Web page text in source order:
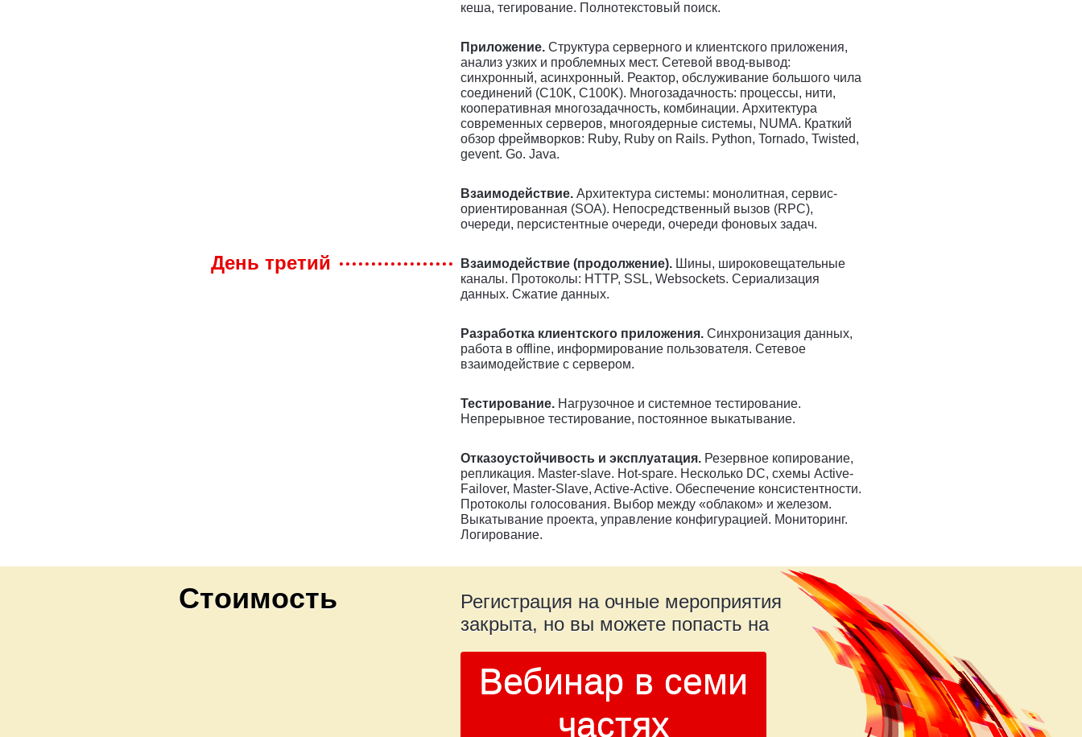
кеша, тегирование. Полнотекстовый поиск.
Приложение. Структура серверного и клиентского приложения,
анализ узких и проблемных мест. Сетевой ввод-вывод:
синхронный, асинхронный. Реактор, обслуживание большого чила
соединений (C10K, C100K). Многозадачность: процессы, нити,
кооперативная многозадачность, комбинации. Архитектура
современных серверов, многоядерные системы, NUMA. Краткий
обзор фреймворков: Ruby, Ruby on Rails. Python, Tornado, Twisted,
gevent. Go. Java.
Взаимодействие. Архитектура системы: монолитная, сервис-
ориентированная (SOA). Непосредственный вызов (RPC),
очереди, персистентные очереди, очереди фоновых задач.
День третий Взаимодействие (продолжение). Шины, широковещательные
каналы. Протоколы: HTTP, SSL, Websockets. Сериализация
данных. Сжатие данных.
Разработка клиентского приложения. Синхронизация данных,
работа в offline, информирование пользователя. Сетевое
взаимодействие с сервером.
Тестирование. Нагрузочное и системное тестирование.
Непрерывное тестирование, постоянное выкатывание.
Отказоустойчивость и эксплуатация. Резервное копирование,
репликация. Master-slave. Hot-spare. Несколько DC, схемы Active-
Failover, Master-Slave, Active-Active. Обеспечение консистентности.
Протоколы голосования. Выбор между «облаком» и железом.
Выкатывание проекта, управление конфигурацией. Мониторинг.
Логирование.
Стоимость
Регистрация на очные мероприятия
закрыта, но вы можете попасть на
Вебинар в семи
частях